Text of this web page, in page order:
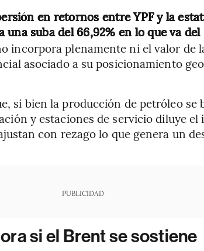
en retornos entre YPF y la
una suba del 66,92% en lo que va del
incorpora plenamente ni el valor de
asociado a su posicionamiento
si bien la producción de petróleo se
y estaciones de servicio diluye
con rezago lo que genera un
PUBLICIDAD
si el Brent se sostiene